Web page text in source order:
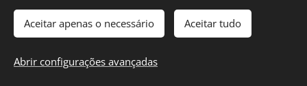
2025 GRUPO DESPORTIVO DO ZAMBUJEIRO | Todos os direitos
reservados.
Cookies
Aceitar apenas o necessário Aceitar tudo
Abrir configurações avançadas